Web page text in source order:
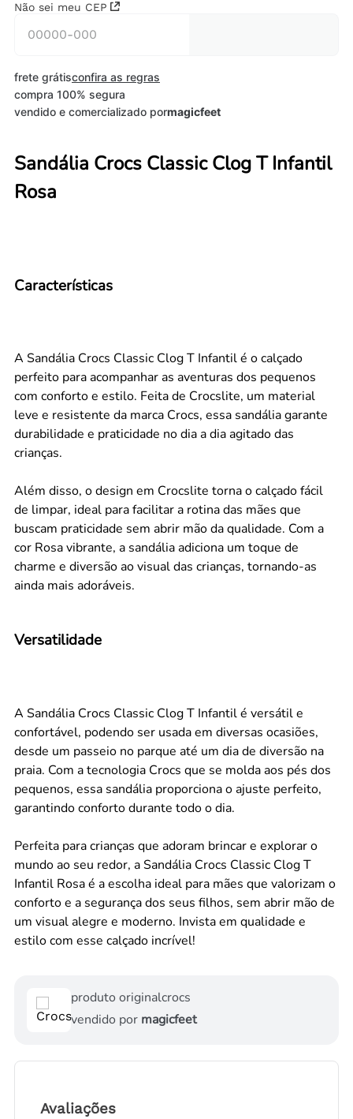
Não sei meu CEP
frete grátisconfira as regras
compra 100% segura
vendido e comercializado pormagicfeet
Sandália Crocs Classic Clog T Infantil
Rosa
Características
A Sandália Crocs Classic Clog T Infantil é o calçado
perfeito para acompanhar as aventuras dos pequenos
com conforto e estilo. Feita de Crocslite, um material
leve e resistente da marca Crocs, essa sandália garante
durabilidade e praticidade no dia a dia agitado das
crianças.
Além disso, o design em Crocslite torna o calçado fácil
de limpar, ideal para facilitar a rotina das mães que
buscam praticidade sem abrir mão da qualidade. Com a
cor Rosa vibrante, a sandália adiciona um toque de
charme e diversão ao visual das crianças, tornando-as
ainda mais adoráveis.
Versatilidade
A Sandália Crocs Classic Clog T Infantil é versátil e
confortável, podendo ser usada em diversas ocasiões,
desde um passeio no parque até um dia de diversão na
praia. Com a tecnologia Crocs que se molda aos pés dos
pequenos, essa sandália proporciona o ajuste perfeito,
garantindo conforto durante todo o dia.
Perfeita para crianças que adoram brincar e explorar o
mundo ao seu redor, a Sandália Crocs Classic Clog T
Infantil Rosa é a escolha ideal para mães que valorizam o
conforto e a segurança dos seus filhos, sem abrir mão de
um visual alegre e moderno. Invista em qualidade e
estilo com esse calçado incrível!
produto originalcrocs
vendido por magicfeet
Avaliações